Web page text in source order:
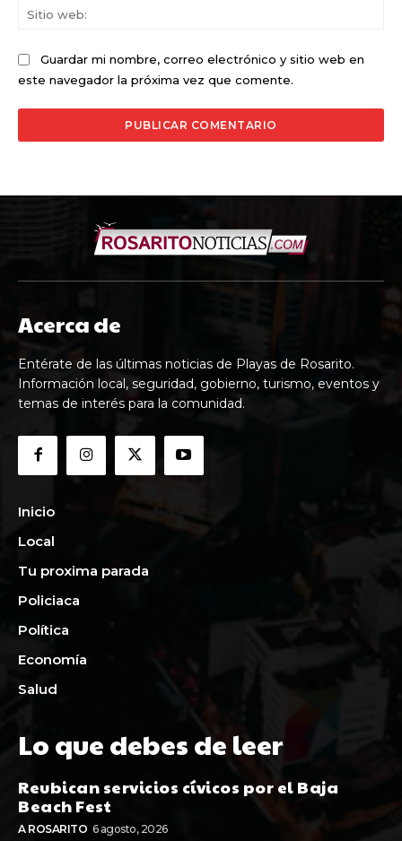
Guardar mi nombre, correo electrónico y sitio web en
este navegador la próxima vez que comente.
Acerca de
Entérate de las últimas noticias de Playas de Rosarito.
Información local, seguridad, gobierno, turismo, eventos y
temas de interés para la comunidad.
Inicio
Local
Tu proxima parada
Policiaca
Política
Economía
Salud
Lo que debes de leer
Reubican servicios cívicos por el Baja
Beach Fest
A ROSARITO 6 agosto, 2026